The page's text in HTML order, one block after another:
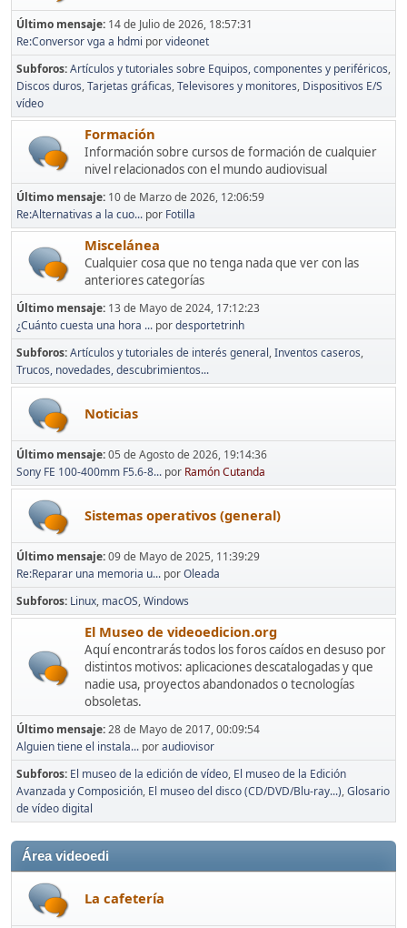
Último mensaje: 14 de Julio de 2026, 18:57:31
Re:Conversor vga a hdmi porvideonet
Subforos Artículos y tutoriales sobre Equipos, componentes y periféricos
Discos duros Tarjetas gráficas Televisores y monitores Dispositivos E/S
vídeo
Formación
Información sobre cursos de formación de cualquier
nivel relacionados con el mundo audiovisual
Último mensaje: 10 de Marzo de 2026, 12:06:59
Re:Alternativas a la cuo... por Fotilla
Miscelánea
Cualquier cosa que no tenga nada que ver con las
anteriores categorías
Último mensaje: 13 de Mayo de 2024, 17:12:23
¿Cuánto cuesta una hora ... pordesportetrinh
Subforos Artículos y tutoriales de interés general Inventos caseros
Trucos, novedades, descubrimientos...
Noticias
Último mensaje:05 de Agosto de 2026, 19:14:36
Sony FE 100-400mm F5.6-8... por Ramón Cutanda
Sistemas operativos (general)
Último mensaje:09 de Mayo de 2025, 11:39:29
Re:Reparar una memoria u... porOleada
Subforos Linux macOS Windows
El Museo de videoedicion.org
Aquí encontrarás todos los foros caídos en desuso por
distintos motivos: aplicaciones descatalogadas y que
nadie usa, proyectos abandonados o tecnologías
obsoletas.
Último mensaje:28 de Mayo de 2017, 00:09:54
Alguien tiene el instala... poraudiovisor
Subforos El museo de la edición de vídeo El museo de la Edición
Avanzada y Composición El museo del disco (CD/DVD/Blu-ray...) Glosario
de vídeo digital
Área videoedi
La cafetería